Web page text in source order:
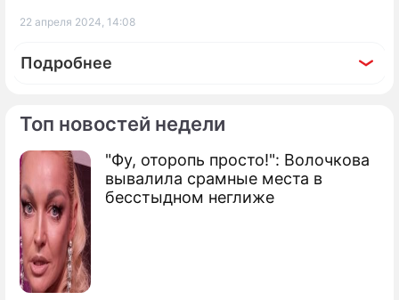
Топ новостей недели
"Фу, оторопь просто!": Волочкова
вывалила срамные места в
бесстыдном неглиже
22 апреля 2024, 14:08
Подробнее